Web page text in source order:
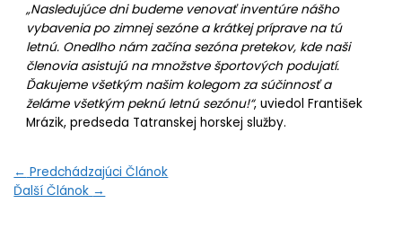
„Nasledujúce dni budeme venovať inventúre nášho
vybavenia po zimnej sezóne a krátkej príprave na tú
letnú. Onedlho nám začína sezóna pretekov, kde naši
členovia asistujú na množstve športových podujatí.
Ďakujeme všetkým našim kolegom za súčinnosť a
želáme všetkým peknú letnú sezónu!“, uviedol František
Mrázik, predseda Tatranskej horskej služby.
← Predchádzajúci Článok
Ďalší Článok →